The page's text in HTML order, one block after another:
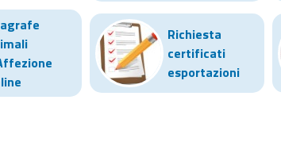
Richiesta
certificati
esportazioni